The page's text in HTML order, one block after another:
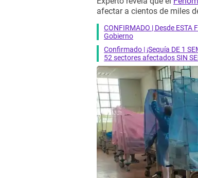
afectar a cientos de miles
CONFIRMADO | Desde
Gobierno
Confirmado | ¡Sequía DE 1
52 sectores afectados SIN